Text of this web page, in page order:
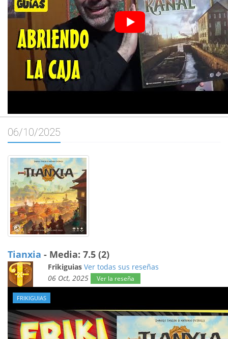
06/10/2025
Tianxia - Media: 7.5 (2)
Frikiguias Ver todas sus reseñas
06 Oct, 2025
Ver la reseña
FRIKIGUIAS